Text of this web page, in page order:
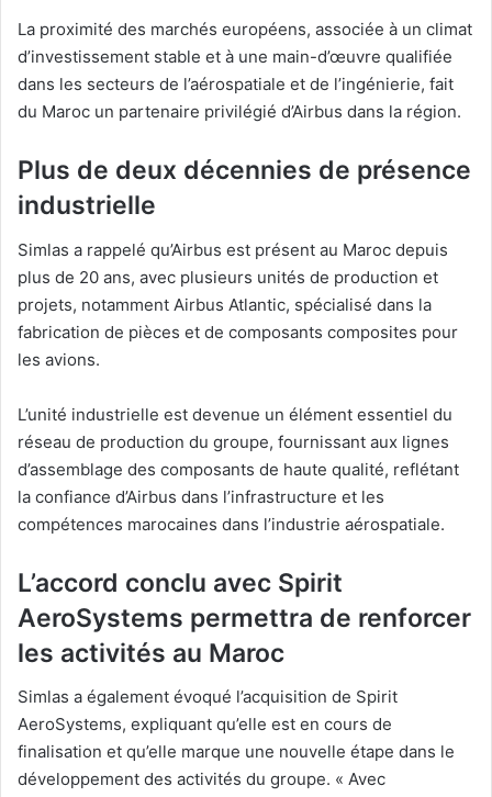
La proximité des marchés européens, associée à un climat
d’investissement stable et à une main-d’œuvre qualifiée
dans les secteurs de l’aérospatiale et de l’ingénierie, fait
du Maroc un partenaire privilégié d’Airbus dans la région.
Plus de deux décennies de présence
industrielle
Simlas a rappelé qu’Airbus est présent au Maroc depuis
plus de 20 ans, avec plusieurs unités de production et
projets, notamment Airbus Atlantic, spécialisé dans la
fabrication de pièces et de composants composites pour
les avions.
L’unité industrielle est devenue un élément essentiel du
réseau de production du groupe, fournissant aux lignes
d’assemblage des composants de haute qualité, reflétant
la confiance d’Airbus dans l’infrastructure et les
compétences marocaines dans l’industrie aérospatiale.
L’accord conclu avec Spirit
AeroSystems permettra de renforcer
les activités au Maroc
Simlas a également évoqué l’acquisition de Spirit
AeroSystems, expliquant qu’elle est en cours de
finalisation et qu’elle marque une nouvelle étape dans le
développement des activités du groupe. « Avec